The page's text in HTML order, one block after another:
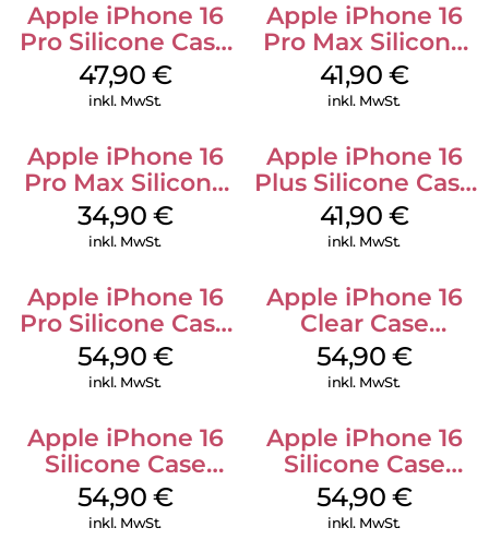
Apple iPhone 16
Pro Silicone Case
MagSafe Denim
47,90 €
inkl. MwSt.
Apple iPhone 16
Pro Max Silicone
Case MagSafe
Ultramarine
41,90 €
inkl. MwSt.
Apple iPhone 16
Pro Max Silicone
Case MagSafe
Denim
34,90 €
inkl. MwSt.
Apple iPhone 16
Plus Silicone Case
MagSafe Stone
Gray
41,90 €
inkl. MwSt.
Apple iPhone 16
Pro Silicone Case
MagSafe Black
54,90 €
inkl. MwSt.
Apple iPhone 16
Clear Case
MagSafe
Transparent
54,90 €
inkl. MwSt.
Apple iPhone 16
Silicone Case
MagSafe Black
54,90 €
inkl. MwSt.
Apple iPhone 16
Silicone Case
MagSafe Lake
Green
54,90 €
inkl. MwSt.